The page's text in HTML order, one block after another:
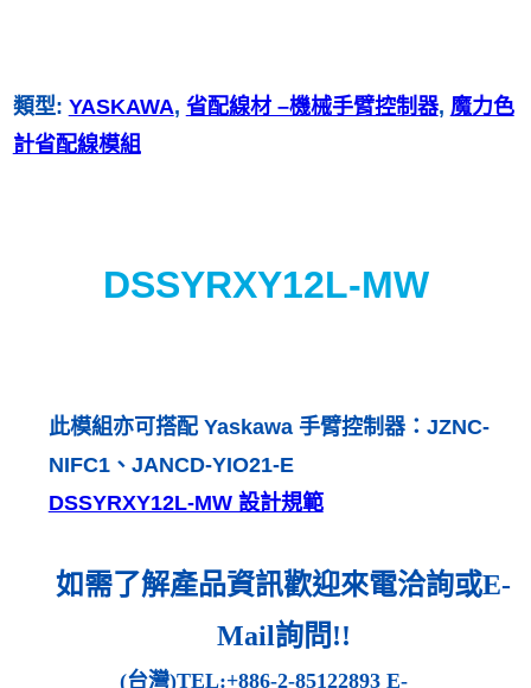
類型: YASKAWA, 省配線材 –機械手臂控制器, 魔力色
計省配線模組
DSSYRXY12L-MW
此模組亦可搭配 Yaskawa 手臂控制器：JZNC-
NIFC1、JANCD-YIO21-E
DSSYRXY12L-MW 設計規範
如需了解產品資訊歡迎來電洽詢或E-
Mail詢問!!
(台灣)TEL:+886-2-85122893 E-